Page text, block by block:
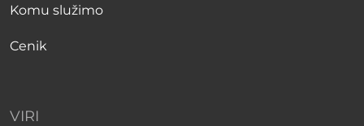
Komu služimo
Cenik
VIRI